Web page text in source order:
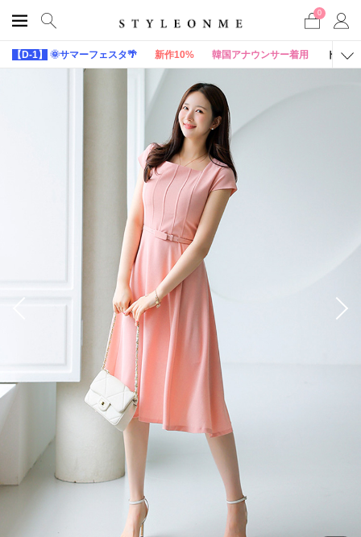
0
【D-1】 🌞サマーフェスタ🌴 新作10% 韓国アナウンサー着用 トップ